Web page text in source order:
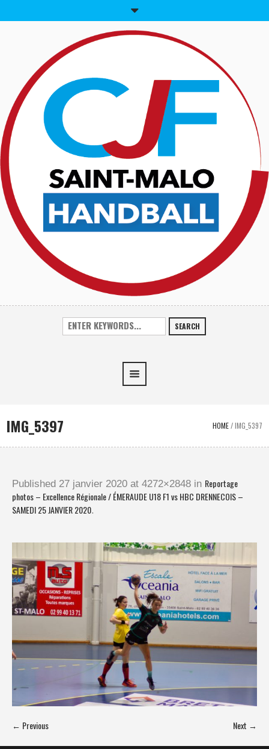
SEARCH
IMG_5397 HOME/IMG_5397
Published 27 janvier 2020 at 4272×2848 in Reportage
photos – Excellence Régionale / ÉMERAUDE U18 F1 vs HBC DRENNECOIS –
SAMEDI 25 JANVIER 2020.
← Previous Next →